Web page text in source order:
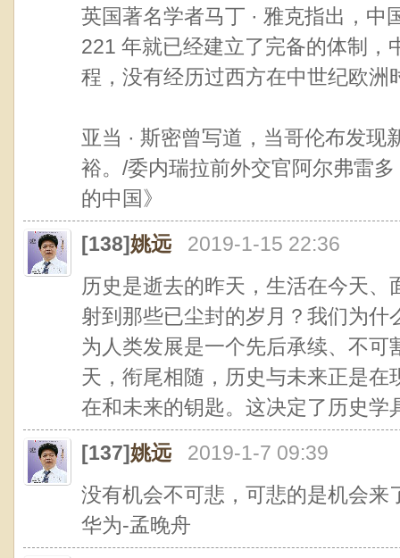
英国著名学者马丁 · 雅克指出，中
221 年就已经建立了完备的体制，
程，没有经历过西方在中世纪欧洲
亚当 · 斯密曾写道，当哥伦布发
裕。/委内瑞拉前外交官阿尔弗雷
的中国》
[138]姚远
2019-1-15 22:36
历史是逝去的昨天，生活在今天
射到那些已尘封的岁月？我们为
为人类发展是一个先后承续、不
天，衔尾相随，历史与未来正是
在和未来的钥匙。这决定了历史学
[137]姚远
2019-1-7 09:39
没有机会不可悲，可悲的是机会
华为-孟晚舟